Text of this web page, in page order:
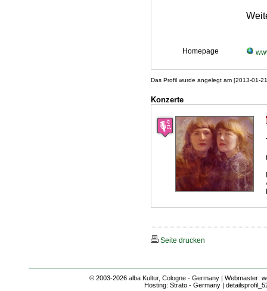
Homepage
Das Profil wurde angelegt am [2013-01-
Konzerte
Seite drucken
© 2003-2026 alba Kultur, Cologne - Germany | Webmaster:
Hosting: Strato - Germany |